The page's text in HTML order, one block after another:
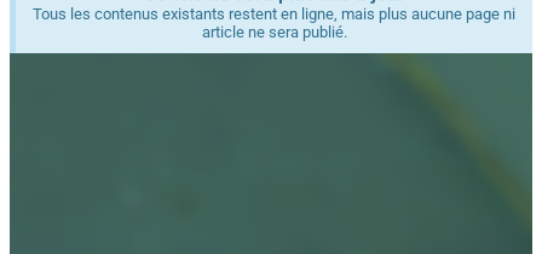
Tous les contenus existants restent en ligne, mais plus aucune page ni
article ne sera publié.